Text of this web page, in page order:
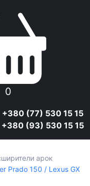
0
+380 (77) 530 15 15
+380 (93) 530 15 15
арок
Prado 150 / Lexus GX